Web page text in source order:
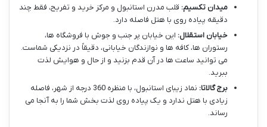
میدان تکسیم: قلب مدرن استانبول و مرکز خرید و تفریح، فقط چند
دقیقه پیاده روی با هتل فاصله دارد.
خیابان استقلال: این خیابان پر جنب و جوش با فروشگاه ها،
رستوران ها، کافه ها و نوازندگان خیابانی، دقیقاً در نزدیکی شماست.
می توانید ساعت ها در آن قدم بزنید و از حال و هوایش لذت
ببرید.
برج گالاتا:
نماد زیبای استانبول، با منظره 360 درجه از شهر، فاصله
زیادی با هتل ندارد و یک پیاده روی لذت بخش شما را به آنجا می
رساند.